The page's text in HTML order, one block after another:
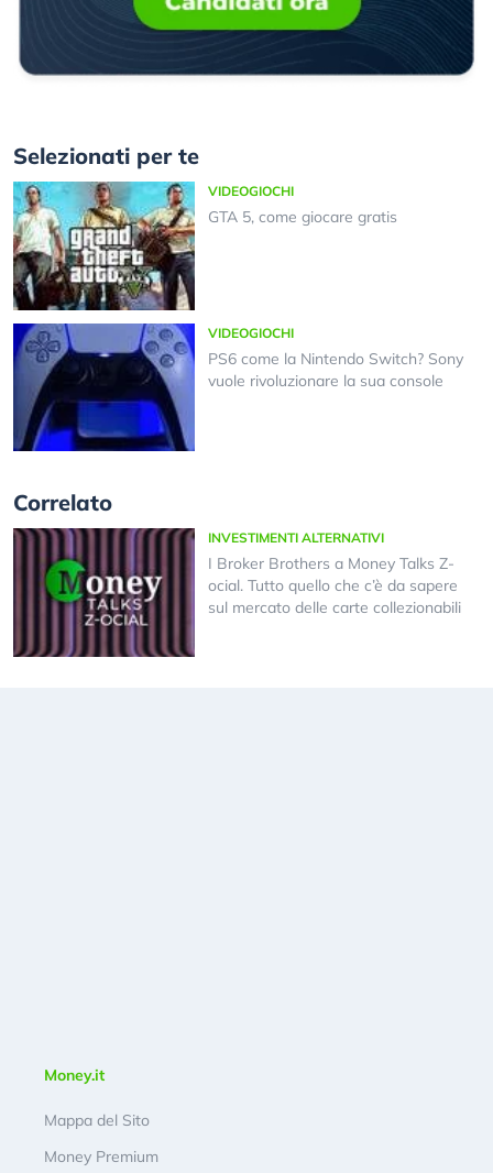
Selezionati per te
VIDEOGIOCHI
GTA 5, come giocare gratis
VIDEOGIOCHI
PS6 come la Nintendo Switch? Sony
vuole rivoluzionare la sua console
Correlato
INVESTIMENTI ALTERNATIVI
I Broker Brothers a Money Talks Z-
ocial. Tutto quello che c’è da sapere
sul mercato delle carte collezionabili
Money.it
Mappa del Sito
Money Premium